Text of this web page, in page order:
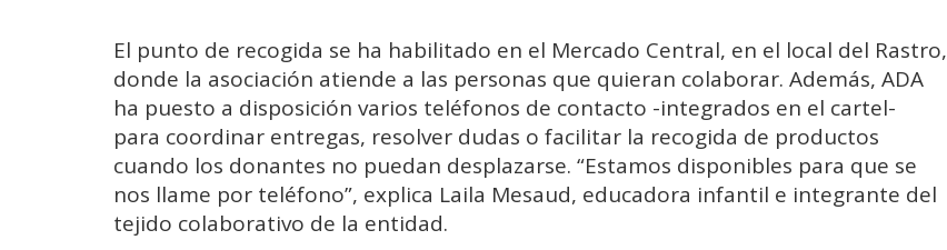
El punto de recogida se ha habilitado en el Mercado Central, en el local del Rastro,
donde la asociación atiende a las personas que quieran colaborar. Además, ADA
ha puesto a disposición varios teléfonos de contacto -integrados en el cartel-
para coordinar entregas, resolver dudas o facilitar la recogida de productos
cuando los donantes no puedan desplazarse. “Estamos disponibles para que se
nos llame por teléfono”, explica Laila Mesaud, educadora infantil e integrante del
tejido colaborativo de la entidad.